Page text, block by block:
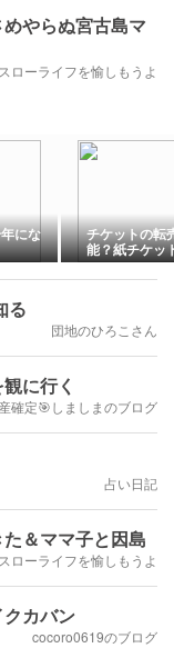
やらぬ宮古島マ
ローライフを愉しもうよ
にな チケットの転
能？紙チケッ
どうなる？
る
団地のひろこさん
に行く
確定🎯しましまのブログ
占い日記
＆ママ子と因島
ローライフを愉しもうよ
カバン
cocoro0619のブログ